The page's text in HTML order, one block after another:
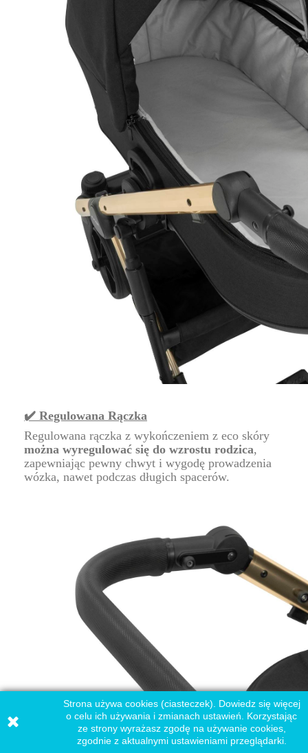
✔️ Regulowana Rączka
Regulowana rączka z wykończeniem z eco skóry
można wyregulować się do wzrostu rodzica,
zapewniając pewny chwyt i wygodę prowadzenia
wózka, nawet podczas długich spacerów.
Strona używa cookies (ciasteczek). Dowiedz się więcej
o celu ich używania i zmianach ustawień. Korzystając
ze strony wyrażasz zgodę na używanie cookies,
zgodnie z aktualnymi ustawieniami przeglądarki.